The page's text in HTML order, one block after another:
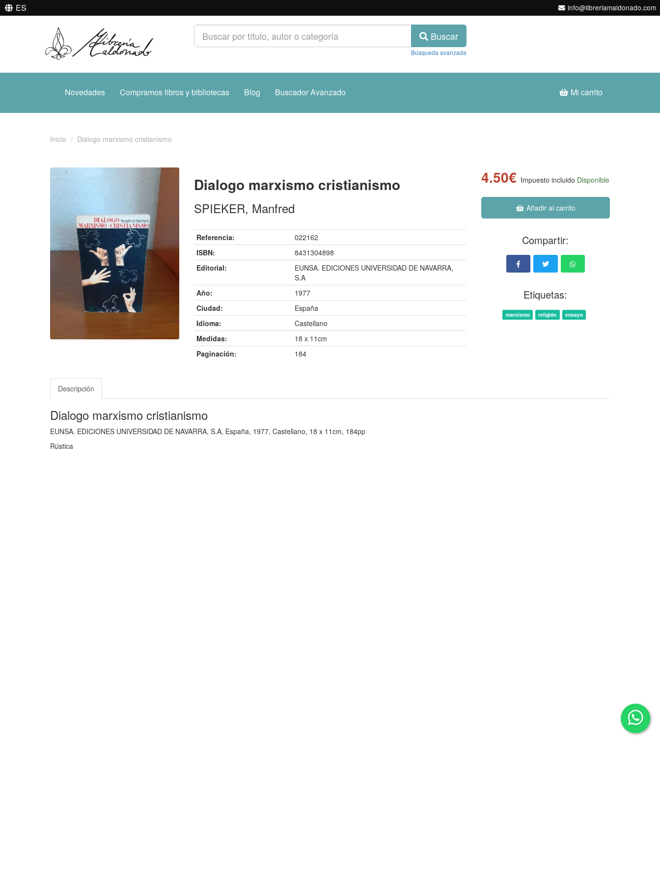
ES info@libreriamaldonado.com
Buscar
Búsqueda avanzada
Novedades Compramos libros y bibliotecas Blog Buscador Avanzado Mi carrito
Inicio Dialogo marxismo cristianismo
Dialogo marxismo cristianismo
SPIEKER, Manfred
Referencia:
022162
ISBN:
8431304898
Editorial:
EUNSA. EDICIONES UNIVERSIDAD DE NAVARRA,
S.A
Año:
1977
Ciudad:
España
Idioma:
Castellano
Medidas:
18 x 11cm
Paginación:
184
4.50€ Impuesto incluido Disponible
Añadir al carrito
Compartir:
Etiquetas:
marxismo religión ensayo
Descripción
Dialogo marxismo cristianismo
EUNSA. EDICIONES UNIVERSIDAD DE NAVARRA, S.A, España, 1977, Castellano, 18 x 11cm, 184pp
Rústica